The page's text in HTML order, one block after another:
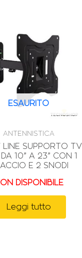
ESAURITO
ANTENNISTICA
LINE SUPPORTO TV
10” A 23” CON 1
E 2 SNODI
DISPONIBILE
Leggi tutto